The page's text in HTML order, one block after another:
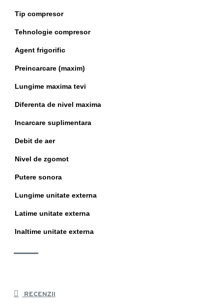
Tip compresor
Tehnologie compresor
Agent frigorific
Preincarcare (maxim)
Lungime maxima tevi
Diferenta de nivel maxima
Incarcare suplimentara
Debit de aer
Nivel de zgomot
Putere sonora
Lungime unitate externa
Latime unitate externa
Inaltime unitate externa
RECENZII